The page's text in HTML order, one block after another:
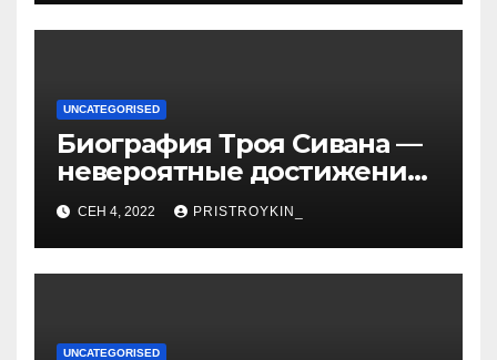
UNCATEGORISED
Биография Троя Сивана —
невероятные достижения,
искристая карьера и
тайная личная жизнь гуру
YouTube
СЕН 4, 2022 PRISTROYKIN_
UNCATEGORISED